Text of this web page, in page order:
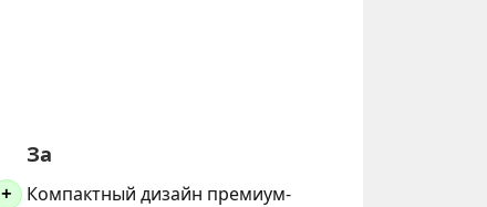
За
+
Компактный дизайн премиум-